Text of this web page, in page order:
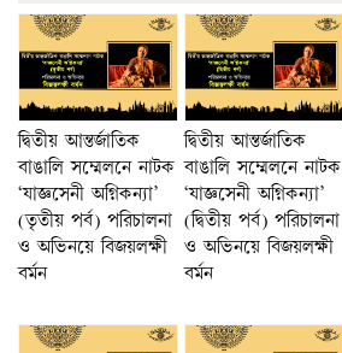
দ্বিতীয় আন্তর্জাতিক
বাঙালি সম্মেলনে নাটক
‘যাজ্ঞসেনী অগ্নিকন্যা’
(তৃতীয় পর্ব) পরিচালনা
ও অভিনয়ে বিজয়লক্ষী
বর্মন
দ্বিতীয় আন্তর্জাতিক
বাঙালি সম্মেলনে নাটক
‘যাজ্ঞসেনী অগ্নিকন্যা’
(দ্বিতীয় পর্ব) পরিচালনা
ও অভিনয়ে বিজয়লক্ষী
বর্মন